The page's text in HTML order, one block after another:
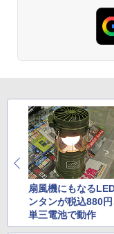
扇風機にもなる
ンタンが税込880円
単三電池で動作